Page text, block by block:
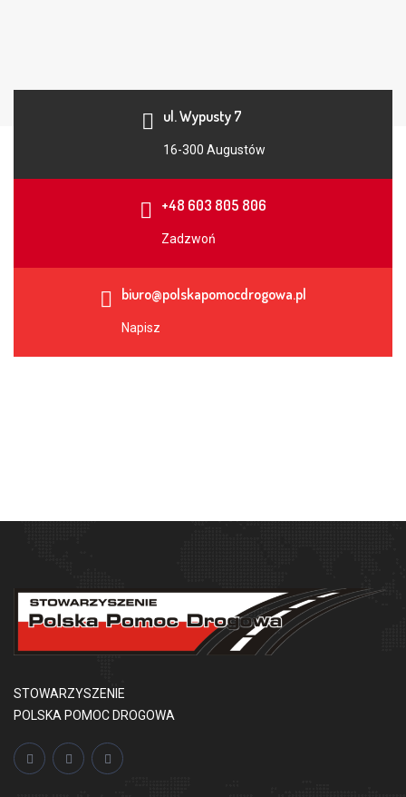
ul. Wypusty 7
16-300 Augustów
+48 603 805 806
Zadzwoń
biuro@polskapomocdrogowa.pl
Napisz
STOWARZYSZENIE
POLSKA POMOC DROGOWA